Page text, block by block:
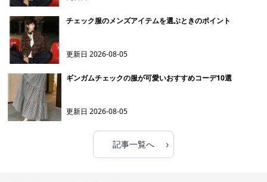
チェック服のメンズアイテムを選ぶときのポイント
更新日2026-08-05
ギンガムチェックの服が可愛いおすすめコーデ10選
更新日2026-08-05
記事一覧へ ›